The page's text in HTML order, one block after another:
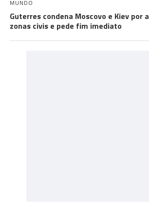
MUNDO
Guterres condena Moscovo e Kiev por
zonas civis e pede fim imediato